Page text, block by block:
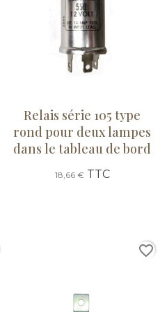
Relais série 105 type
rond pour deux lampes
dans le tableau de bord
18,66 €TTC
favorite_border